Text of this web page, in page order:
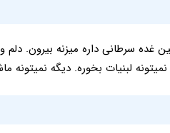
غده سرطانی داره میزنه بیرون. دلم
لبنیات بخوره. دیگه نمیتونه